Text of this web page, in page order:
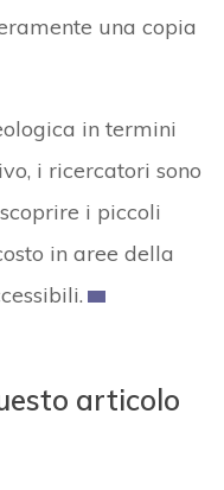
una copia
in termini
i ricercatori sono
i piccoli
in aree della
articolo